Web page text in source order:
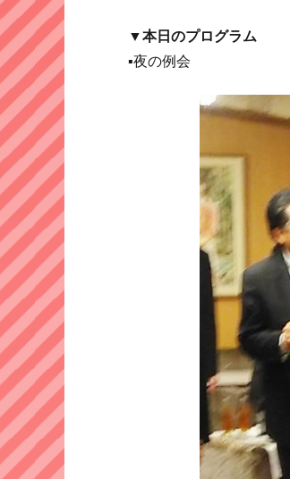
▼本日のプログラム
▪夜の例会